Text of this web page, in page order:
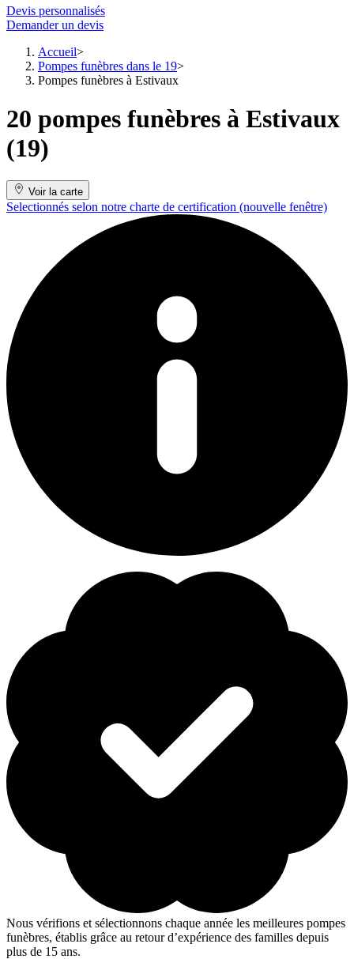
Devis personnalisés
Demander un devis
Accueil
Pompes funèbres dans le 19
Pompes funèbres à Estivaux
20 pompes funèbres à Estivaux
(19)
Voir la carte
Selectionnés selon notre charte de certification (nouvelle fenêtre)
Nous vérifions et sélectionnons chaque année les meilleures pompes
funèbres, établis grâce au retour d’expérience des familles depuis
plus de 15 ans.